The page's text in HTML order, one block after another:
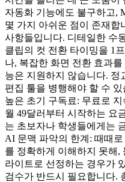
자동화 기능에도 불구하고,
몇 가지 아쉬운 점이 존재합
사항들입니다. 디테일한 수
클립의 컷 전환 타이밍을 1
나, 복잡한 화면 전환 효과
능은 지원하지 않습니다. 정
편집 툴을 병행해야 할 수
높은 초기 구독료: 무료로
월 49달러부터 시작하는 요
는 초보자나 학생들에게는
AI 문맥 파악의 한계: 때때
를 정확하게 이해하지 못해,
라이트로 선정하는 경우가
검수가 반드시 필요합니다.